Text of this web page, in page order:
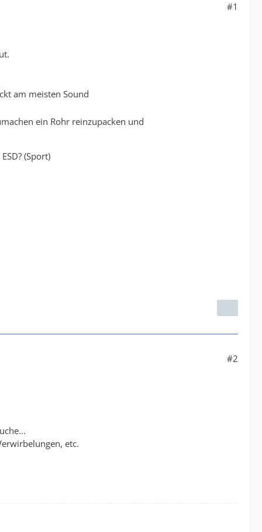
#1
am meisten Sound
ein Rohr reinzupacken und
(Sport)
#2
etc.